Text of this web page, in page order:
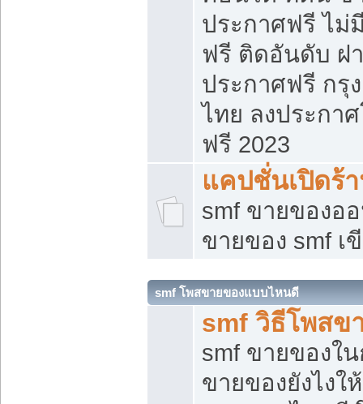
ประกาศฟรี ไม่
ฟรี ติดอันดับ ฝ
ประกาศฟรี กรุ
ไทย ลงประกา
ฟรี 2023
แคปชั่นเปิดร้
smf ขายของอ
ขายของ smf เ
smf โพสขายของแบบไหนดี
smf วิธีโพสข
smf ขายของใ
ขายของยังไง